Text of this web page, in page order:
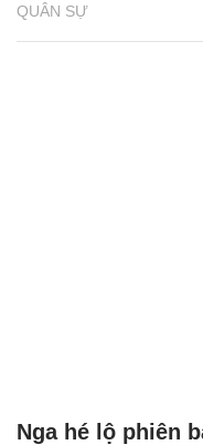
QUÂN SỰ
Nga hé lộ phiên